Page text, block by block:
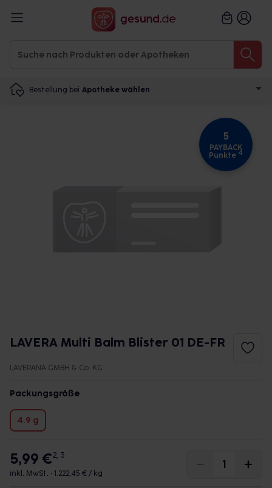
Bestellung bei Apotheke wählen
5
PAYBACK
Punkte 4
LAVERA Multi Balm Blister 01 DE-FR
LAVERANA GMBH & Co. KG
Packungsgröße
4.9 g
5,99 €2, 3
inkl. MwSt. • 1.222,45 € / kg